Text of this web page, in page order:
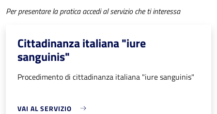
Per presentare la pratica accedi al servizio che ti interessa
Cittadinanza italiana "iure
sanguinis"
Procedimento di cittadinanza italiana "iure sanguinis"
VAI AL SERVIZIO